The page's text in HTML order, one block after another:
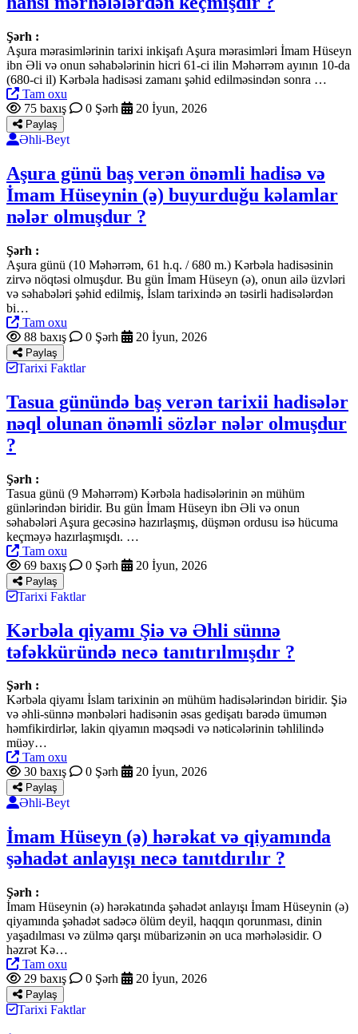
Şərh :
Aşura mərasimlərinin tarixi inkişafı Aşura mərasimləri İmam Hüseyn
ibn Əli və onun səhabələrinin hicri 61-ci ilin Məhərrəm ayının 10-da
(680-ci il) Kərbəla hadisəsi zamanı şəhid edilməsindən sonra …
Tam oxu
75 baxış
0 Şərh 20 İyun, 2026
Paylaş
Əhli-Beyt
Aşura günü baş verən önəmli hadisə və
İmam Hüseynin (ə) buyurduğu kəlamlar
nələr olmuşdur ?
Şərh :
Aşura günü (10 Məhərrəm, 61 h.q. / 680 m.) Kərbəla hadisəsinin
zirvə nöqtəsi olmuşdur. Bu gün İmam Hüseyn (ə), onun ailə üzvləri
və səhabələri şəhid edilmiş, İslam tarixində ən təsirli hadisələrdən
bi…
Tam oxu
88 baxış
0 Şərh 20 İyun, 2026
Paylaş
Tarixi Faktlar
Tasua günündə baş verən tarixii hadisələr
nəql olunan önəmli sözlər nələr olmuşdur
?
Şərh :
Tasua günü (9 Məhərrəm) Kərbəla hadisələrinin ən mühüm
günlərindən biridir. Bu gün İmam Hüseyn ibn Əli və onun
səhabələri Aşura gecəsinə hazırlaşmış, düşmən ordusu isə hücuma
keçməyə hazırlaşmışdı. …
Tam oxu
69 baxış
0 Şərh 20 İyun, 2026
Paylaş
Tarixi Faktlar
Kərbəla qiyamı Şiə və Əhli sünnə
təfəkküründə necə tanıtırılmışdır ?
Şərh :
Kərbəla qiyamı İslam tarixinin ən mühüm hadisələrindən biridir. Şiə
və əhli-sünnə mənbələri hadisənin əsas gedişatı barədə ümumən
həmfikirdirlər, lakin qiyamın məqsədi və nəticələrinin təhlilində
müəy…
Tam oxu
30 baxış
0 Şərh 20 İyun, 2026
Paylaş
Əhli-Beyt
İmam Hüseyn (ə) hərəkat və qiyamında
şəhadət anlayışı necə tanıtdırılır ?
Şərh :
İmam Hüseynin (ə) hərəkatında şəhadət anlayışı İmam Hüseynin (ə)
qiyamında şəhadət sadəcə ölüm deyil, haqqın qorunması, dinin
yaşadılması və zülmə qarşı mübarizənin ən uca mərhələsidir. O
həzrət Kə…
Tam oxu
29 baxış
0 Şərh 20 İyun, 2026
Paylaş
Tarixi Faktlar